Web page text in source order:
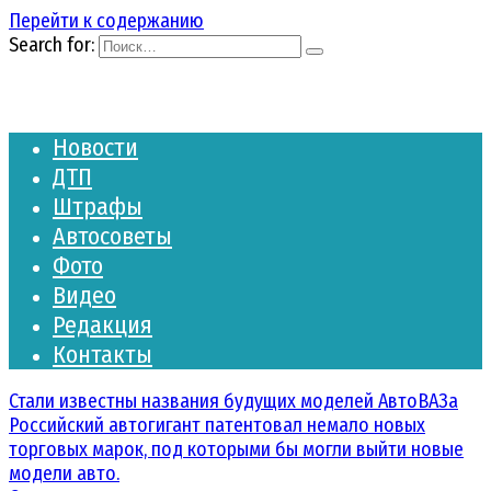
Перейти к содержанию
Search for:
Новости
ДТП
Штрафы
Автосоветы
Фото
Видео
Редакция
Контакты
Стали известны названия будущих моделей АвтоВАЗа
Российский автогигант патентовал немало новых
торговых марок, под которыми бы могли выйти новые
модели авто.